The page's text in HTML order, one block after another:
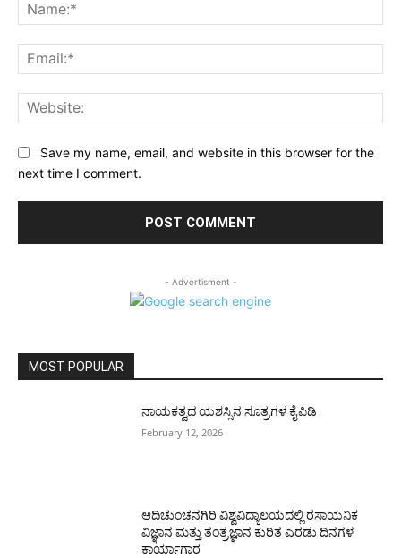
Save my name, email, and website in this browser for the
next time I comment.
- Advertisment -
MOST POPULAR
ನಾಯಕತ್ವದ ಯಶಸ್ಸಿನ ಸೂತ್ರಗಳ ಕೈಪಿಡಿ
February 12, 2026
ಆದಿಚುಂಚನಗಿರಿ ವಿಶ್ವವಿದ್ಯಾಲಯದಲ್ಲಿ ರಸಾಯನಿಕ
ವಿಜ್ಞಾನ ಮತ್ತು ತಂತ್ರಜ್ಞಾನ ಕುರಿತ ಎರಡು ದಿನಗಳ
ಕಾರ್ಯಾಗಾರ